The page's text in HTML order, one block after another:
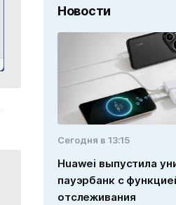
Новости
Cегодня в 13:15
Huawei выпустила
пауэрбанк с
отслеживания